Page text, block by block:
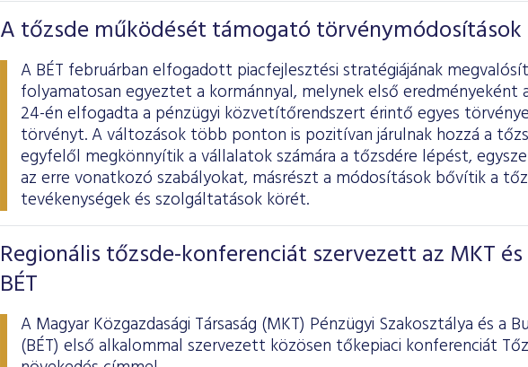
A tőzsde működését támogató törvénymódosítások
A BÉT februárban elfogadott piacfejlesztési stratégiájának
folyamatosan egyeztet a kormánnyal, melynek első eredményeként
24-én elfogadta a pénzügyi közvetítőrendszert érintő egyes
törvényt. A változások több ponton is pozitívan járulnak hozzá a
egyfelől megkönnyítik a vállalatok számára a tőzsdére lépést,
az erre vonatkozó szabályokat, másrészt a módosítások bővítik a
tevékenységek és szolgáltatások körét.
Regionális tőzsde-konferenciát szervezett az MKT
BÉT
A Magyar Közgazdasági Társaság (MKT) Pénzügyi Szakosztálya és a
(BÉT) első alkalommal szervezett közösen tőkepiaci konferenciát